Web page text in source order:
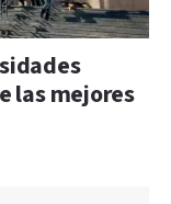
las mejores